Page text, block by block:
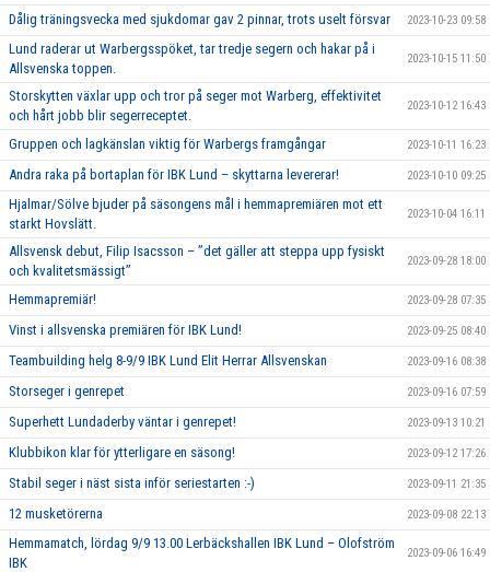
Dålig träningsvecka med sjukdomar gav 2 pinnar, trots uselt försvar 2023-10-23 09:58
Lund raderar ut Warbergsspöket, tar tredje segern och hakar på i
Allsvenska toppen.
2023-10-15 11:50
Storskytten växlar upp och tror på seger mot Warberg, effektivitet
och hårt jobb blir segerreceptet.
2023-10-12 16:43
Gruppen och lagkänslan viktig för Warbergs framgångar 2023-10-11 16:23
Andra raka på bortaplan för IBK Lund – skyttarna levererar! 2023-10-10 09:25
Hjalmar/Sölve bjuder på säsongens mål i hemmapremiären mot ett
starkt Hovslätt.
2023-10-04 16:11
Allsvensk debut, Filip Isacsson – ’’det gäller att steppa upp fysiskt
och kvalitetsmässigt’’
2023-09-28 18:00
Hemmapremiär! 2023-09-28 07:35
Vinst i allsvenska premiären för IBK Lund! 2023-09-25 08:40
Teambuilding helg 8-9/9 IBK Lund Elit Herrar Allsvenskan 2023-09-16 08:38
Storseger i genrepet 2023-09-16 07:59
Superhett Lundaderby väntar i genrepet! 2023-09-13 10:21
Klubbikon klar för ytterligare en säsong! 2023-09-12 17:26
Stabil seger i näst sista inför seriestarten :-) 2023-09-11 21:35
12 musketörerna 2023-09-08 22:13
Hemmamatch, lördag 9/9 13.00 Lerbäckshallen IBK Lund – Olofström
IBK
2023-09-06 16:49